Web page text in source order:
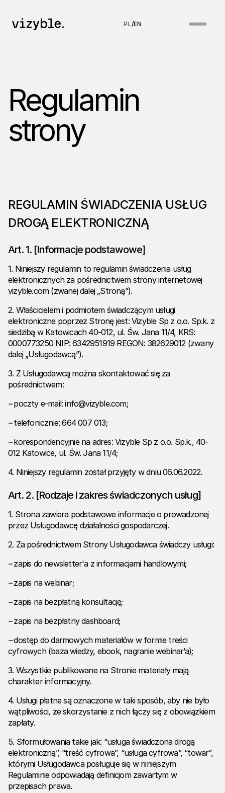
PL/EN
Regulamin
strony
REGULAMIN ŚWIADCZENIA USŁUG
DROGĄ ELEKTRONICZNĄ
Art. 1. [Informacje podstawowe]
1. Niniejszy regulamin to regulamin świadczenia usług
elektronicznych za pośrednictwem strony internetowej
vizyble.com(zwanej dalej „Stroną”).
2. Właścicielem i podmiotem świadczącym usługi
elektroniczne poprzez Stronę jest: Vizyble Sp z o.o. Sp.k. z
siedzibą w Katowicach 40-012, ul. Św. Jana 11/4, KRS:
0000773250 NIP: 6342951919 REGON: 382629012 (zwany
dalej „Usługodawcą”).
3. Z Usługodawcą można skontaktować się za
pośrednictwem:
–poczty e-mail: info@vizyble.com;
–telefonicznie: 664 007 013;
–korespondencyjnie na adres: Vizyble Sp z o.o. Sp.k., 40-
012 Katowice, ul. Św. Jana 11/4;
4. Niniejszy regulamin został przyjęty w dniu 06.06.2022.
Art. 2. [Rodzaje i zakres świadczonych usług]
1. Strona zawiera podstawowe informacje o prowadzonej
przez Usługodawcę działalności gospodarczej.
2. Za pośrednictwem Strony Usługodawca świadczy usługi:
–zapis do newsletter'a z informacjami handlowymi;
–zapis na webinar;
–zapis na bezpłatną konsultację;
–zapis na bezpłatny dashboard;
–dostęp do darmowych materiałów w formie treści
cyfrowych (baza wiedzy, ebook, nagranie webinar’a);
3. Wszystkie publikowane na Stronie materiały mają
charakter informacyjny.
4. Usługi płatne są oznaczone w taki sposób, aby nie było
wątpliwości, że skorzystanie z nich łączy się z obowiązkiem
zapłaty.
5. Sformułowania takie jak: “usługa świadczona drogą
elektroniczną”, “treść cyfrowa”, “usługa cyfrowa”, “towar”,
którymi Usługodawca posługuje się w niniejszym
Regulaminie odpowiadają definicjom zawartym w
przepisach prawa.